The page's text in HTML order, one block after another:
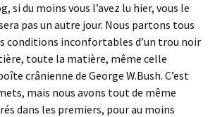
si du moins vous l’avez lu hier, vous le
pas un autre jour. Nous partons tous
conditions inconfortables d’un trou noir
toute la matière, même celle
crânienne de George W.Bush. C’est
mais nous avons tout de même
dans les premiers, pour au moins